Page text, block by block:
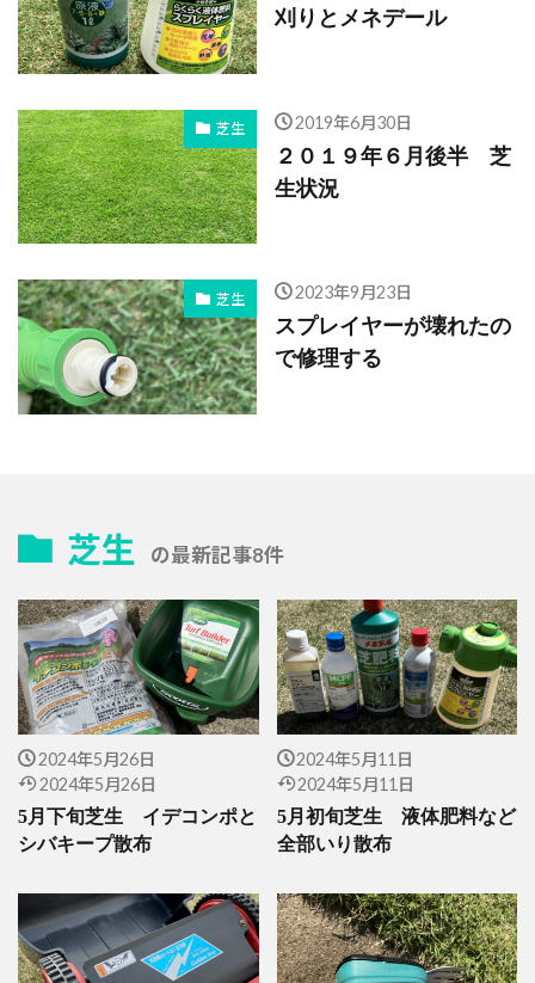
刈りとメネデール
芝生 2019年6月30日
２０１９年６月後半 芝
生状況
芝生 2023年9月23日
スプレイヤーが壊れたの
で修理する
芝生 の最新記事8件
2024年5月26日
2024年5月26日
5月下旬芝生 イデコンポと
シバキープ散布
2024年5月11日
2024年5月11日
5月初旬芝生 液体肥料など
全部いり散布